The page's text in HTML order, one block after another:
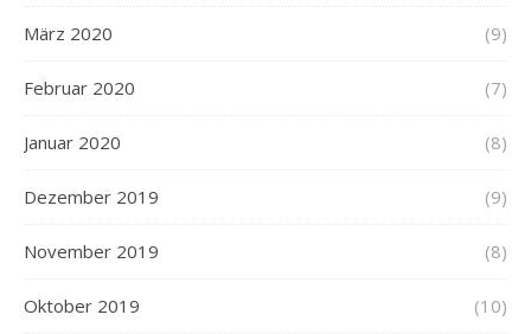
März 2020 (9)
Februar 2020 (7)
Januar 2020 (8)
Dezember 2019 (9)
November 2019 (8)
Oktober 2019 (10)